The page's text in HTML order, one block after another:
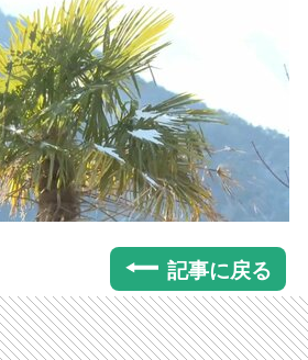
記事に戻る